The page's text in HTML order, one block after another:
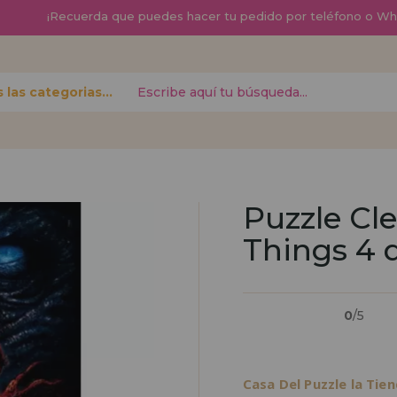
¡Recuerda que puedes hacer tu pedido por teléfono o
tus
estado
Quiero
nuevo
productos?.
de ventas con
REGISTRO
Todas las categorias
Puzzle
Things 4
0/5
Casa Del Puzzle la